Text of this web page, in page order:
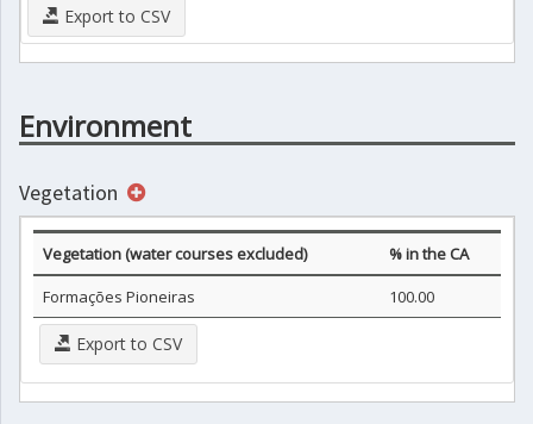
Export to CSV
Environment
Vegetation
Vegetation (water courses excluded)
% in the CA
Formações Pioneiras
100.00
Export to CSV